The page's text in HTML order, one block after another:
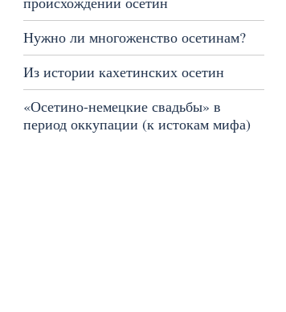
Нужно ли многоженство осетинам?
Из истории кахетинских осетин
«Осетино-немецкие свадьбы» в
период оккупации (к истокам мифа)